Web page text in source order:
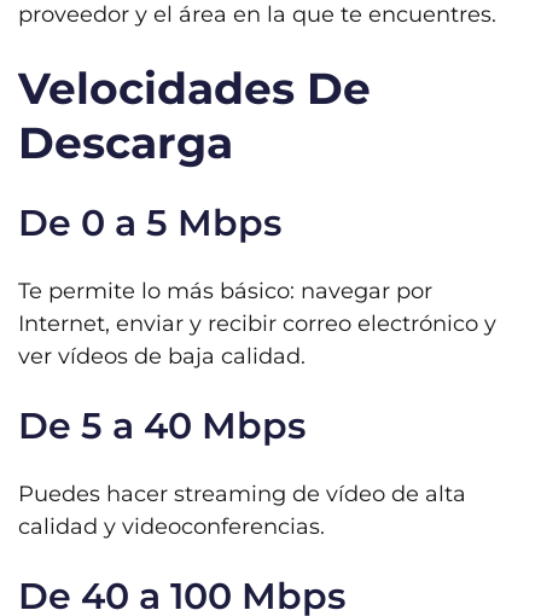
proveedor y el área en la que te encuentres.
Velocidades De
Descarga
De 0 a 5 Mbps
Te permite lo más básico: navegar por
Internet, enviar y recibir correo electrónico y
ver vídeos de baja calidad.
De 5 a 40 Mbps
Puedes hacer streaming de vídeo de alta
calidad y videoconferencias.
De 40 a 100 Mbps